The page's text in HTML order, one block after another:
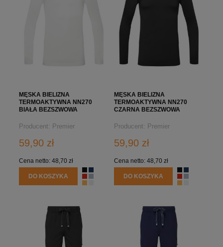
MĘSKA BIELIZNA
TERMOAKTYWNA NN270
BIAŁA BEZSZWOWA
Producent: Premier
59,90 zł
Cena netto: 48,70 zł
DO KOSZYKA
MĘSKA BIELIZNA
TERMOAKTYWNA NN270
CZARNA BEZSZWOWA
Producent: Premier
59,90 zł
Cena netto: 48,70 zł
DO KOSZYKA